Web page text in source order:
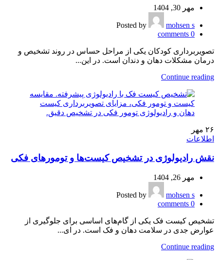
مهر 30, 1404
Posted by
mohsen s
0
comments
تصویربرداری کودکان یکی از مراحل حساس در روند تشخیص و
درمان مشکلات دهان و دندان است. در این...
Continue reading
۲۶ مهر
اطلاعات
نقش رادیولوژی در تشخیص کیست‌ها و تومورهای فکی
مهر 26, 1404
Posted by
mohsen s
0
comments
تشخیص کیست فک یکی از گام‌های اساسی برای جلوگیری از
عوارض جدی در سلامت دهان و فک است. در ای...
Continue reading